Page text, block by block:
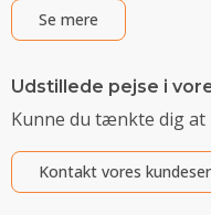
Se mere
Udstillede pejse i
Kunne du tænkte dig at
Kontakt vores